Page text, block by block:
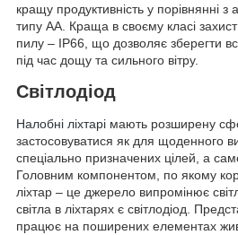
кращу продуктивність у порівнянні
типу АА. Краща в своєму класі
пилу – IP66, що дозволяє зберегти
під час дощу та сильного вітру.
Світлодіод
Налобні ліхтарі мають розширену
застосовуватися як для щоденного
спеціально призначених цілей, а
Головним компонентом, по якому
ліхтар – це джерело випромінює
світла в ліхтарях є світлодіод.
працює на поширених елементах